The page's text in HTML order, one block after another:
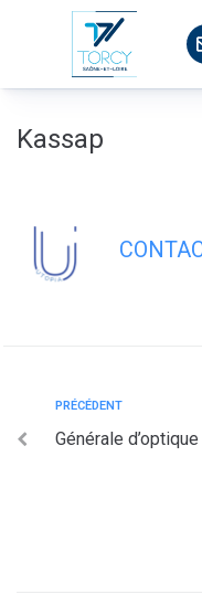
Kassap
PRÉCÉDENT
Générale d’optique